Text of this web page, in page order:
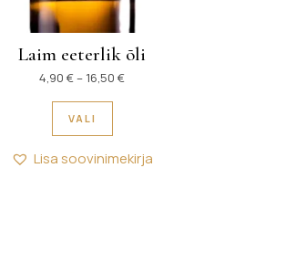
Laim eeterlik õli
4,90 €– 16,50 €Hinnavahemik: 4,90 € kuni
VALI
Sellel tootel on mitu
Lisa soovinimekirja